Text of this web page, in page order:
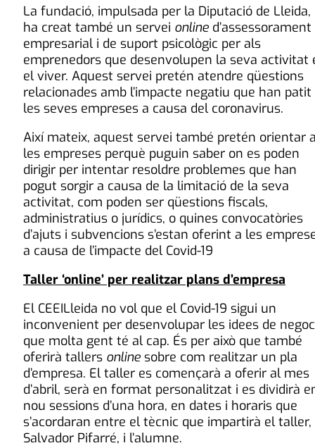
La fundació, impulsada per la Diputació de Lleida,
ha creat també un servei online d’assessorament
empresarial i de suport psicològic per als
emprenedors que desenvolupen la seva activitat
el viver. Aquest servei pretén atendre qüestions
relacionades amb l’impacte negatiu que han patit
les seves empreses a causa del coronavirus.
Així mateix, aquest servei també pretén orientar
les empreses perquè puguin saber on es poden
dirigir per intentar resoldre problemes que han
pogut sorgir a causa de la limitació de la seva
activitat, com poden ser qüestions fiscals,
administratius o jurídics, o quines convocatòries
d’ajuts i subvencions s’estan oferint a les
a causa de l’impacte del Covid-19
Taller ‘online’ per realitzar plans d’empresa
El CEEILleida no vol que el Covid-19 sigui un
inconvenient per desenvolupar les idees de
que molta gent té al cap. És per això que també
oferirà tallers online sobre com realitzar un pla
d’empresa. El taller es començarà a oferir al mes
d’abril, serà en format personalitzat i es dividirà
nou sessions d’una hora, en dates i horaris que
s’acordaran entre el tècnic que impartirà el taller,
Salvador Pifarré, i l’alumne.